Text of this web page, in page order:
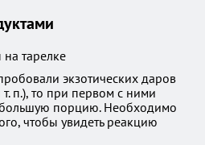
экзотических даров
п.), то при первом с ними
большую порцию. Необходимо
чтобы увидеть реакцию